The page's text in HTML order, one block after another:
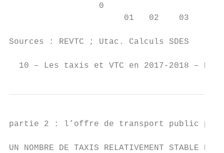
                  0
01   02    03
Sources : REVTC ; Utac. Calculs SDES
10 – Les taxis et VTC en 2017-2018 –
partie 2 : l’offre de transport public
UN NOMBRE DE TAXIS